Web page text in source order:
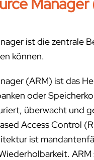
ist die zentrale
können.
(ARM) ist das
oder
überwacht und
Access Control
ist